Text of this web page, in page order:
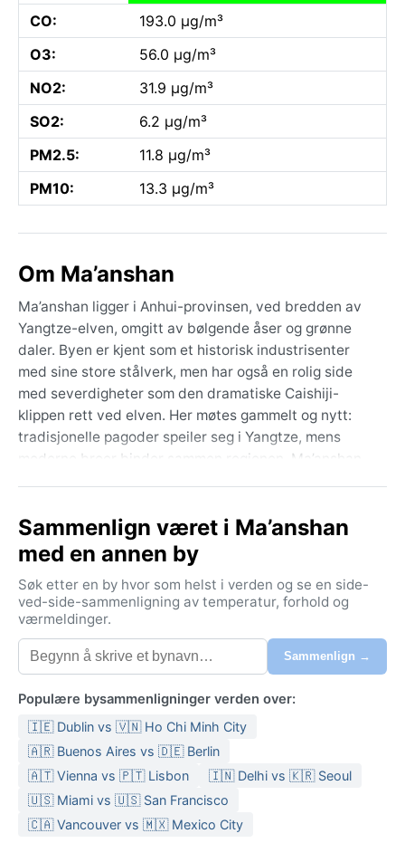
CO:
193.0 µg/m³
O3:
56.0 µg/m³
NO2:
31.9 µg/m³
SO2:
6.2 µg/m³
PM2.5:
11.8 µg/m³
PM10:
13.3 µg/m³
Om Ma’anshan
Ma’anshan ligger i Anhui-provinsen, ved bredden av
Yangtze-elven, omgitt av bølgende åser og grønne
daler. Byen er kjent som et historisk industrisenter
med sine store stålverk, men har også en rolig side
med severdigheter som den dramatiske Caishiji-
klippen rett ved elven. Her møtes gammelt og nytt:
tradisjonelle pagoder speiler seg i Yangtze, mens
moderne broer binder sammen regionen. Ma’anshan
tilknytning til storbyer som Nanjing.
Klimaet er subtropisk fuktig (Köppen Cfa), med
markerte årstider. Somrene er lange, varme og svært
fuktige, med gjennomsnittstemperaturer rundt 28–35
°C og kraftige regnbyger fra monsunpåvirkningen.
Vintrene er milde og tørrere, med temperaturer
mellom 0 og 10 °C, og en sjelden snøflekk kan dukke
sommeren. Reisende bør pakke lette, pustende klær
til varme måneder, samt en paraply eller regnjakke.
Om vinteren holder et mellomlag og en vindtett jakke
– minusgrader er sjeldne, men kjølig vind fra elva kan
bite.
Beste reisetid værvis er vår (mars–mai) og høst
Sammenlign været i Ma’anshan
med en annen by
Søk etter en by hvor som helst i verden og se en side-
ved-side-sammenligning av temperatur, forhold og
værmeldinger.
Sammenlign →
Populære bysammenligninger verden over:
🇮🇪 Dublin vs 🇻🇳 Ho Chi Minh City
🇦🇷 Buenos Aires vs 🇩🇪 Berlin
🇦🇹 Vienna vs 🇵🇹 Lisbon
🇮🇳 Delhi vs 🇰🇷 Seoul
🇺🇸 Miami vs 🇺🇸 San Francisco
🇨🇦 Vancouver vs 🇲🇽 Mexico City